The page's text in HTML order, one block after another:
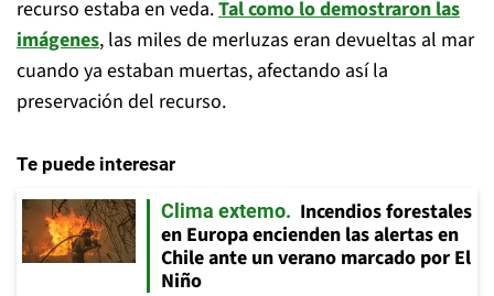
recurso estaba en veda.Tal como lo demostraron las
imágenes, las miles de merluzas eran devueltas al mar
cuando ya estaban muertas, afectando así la
preservación del recurso.
Te puede interesar
Clima extemo
Incendios forestales
en Europa encienden las alertas en
Chile ante un verano marcado por El
Niño